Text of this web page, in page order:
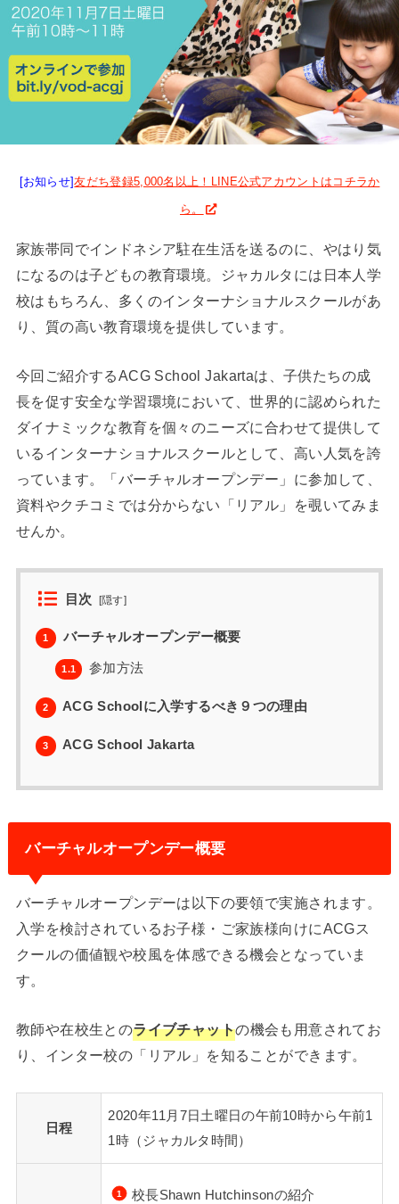
[お知らせ]友だち登録5,000名以上！LINE公式アカウントはコチラか
ら。
家族帯同でインドネシア駐在生活を送るのに、やはり気
になるのは子どもの教育環境。ジャカルタには日本人学
校はもちろん、多くのインターナショナルスクールがあ
り、質の高い教育環境を提供しています。
今回ご紹介するACG School Jakartaは、子供たちの成
長を促す安全な学習環境において、世界的に認められた
ダイナミックな教育を個々のニーズに合わせて提供して
いるインターナショナルスクールとして、高い人気を誇
っています。「バーチャルオープンデー」に参加して、
資料やクチコミでは分からない「リアル」を覗いてみま
せんか。
目次 [隠す]
1 バーチャルオープンデー概要
1.1 参加方法
2 ACG Schoolに入学するべき９つの理由
3 ACG School Jakarta
バーチャルオープンデー概要
バーチャルオープンデーは以下の要領で実施されます。
入学を検討されているお子様・ご家族様向けにACGス
クールの価値観や校風を体感できる機会となっていま
す。
教師や在校生とのライブチャットの機会も用意されてお
り、インター校の「リアル」を知ることができます。
日程
2020年11月7日土曜日の午前10時から午前1
1時（ジャカルタ時間）
校長Shawn Hutchinsonの紹介